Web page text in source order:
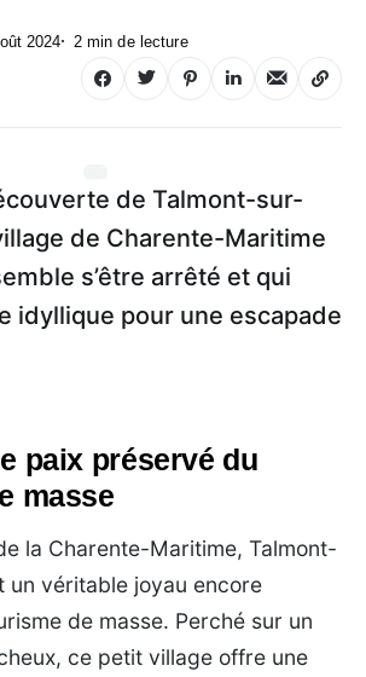
2024 2 min de lecture
de Talmont-sur-
de Charente-Maritime
s’être arrêté et qui
idyllique pour une escapade
paix préservé du
masse
la Charente-Maritime, Talmont-
un véritable joyau encore
de masse. Perché sur un
ce petit village offre une